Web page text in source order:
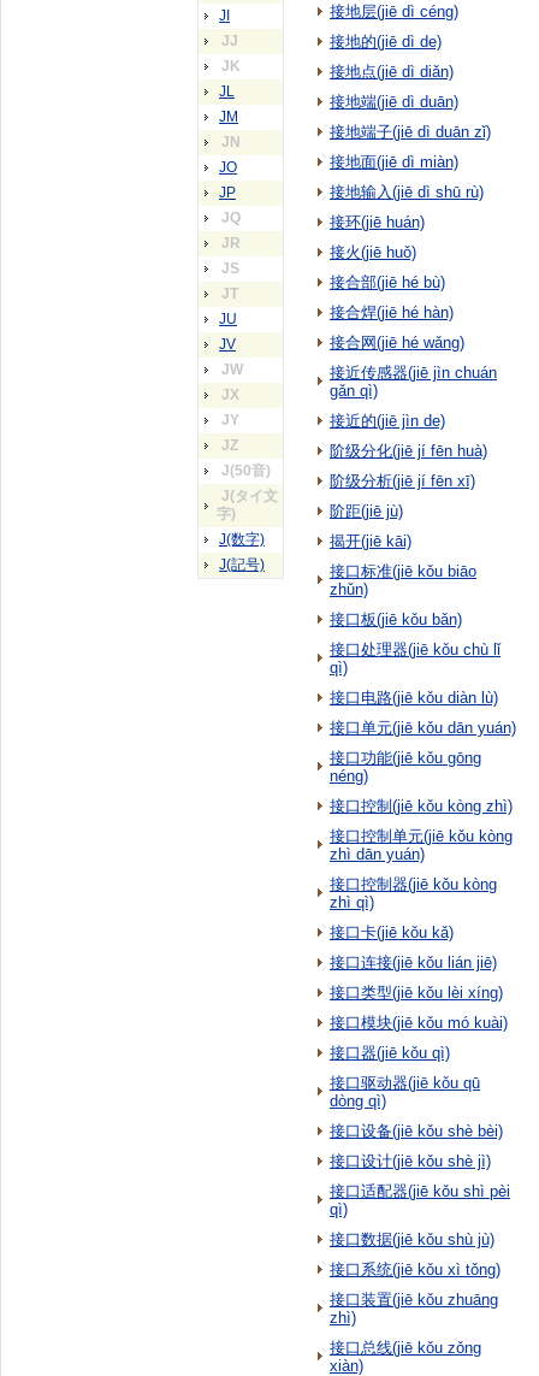
JI
JJ
JK
JL
JM
JN
JO
JP
JQ
JR
JS
JT
JU
JV
JW
JX
JY
JZ
J(50音)
J(タイ文
字)
J(数字)
J(記号)
接地层(jiē dì céng)
接地的(jiē dì de)
接地点(jiē dì diǎn)
接地端(jiē dì duān)
接地端子(jiē dì duān zǐ)
接地面(jiē dì miàn)
接地输入(jiē dì shū rù)
接环(jiē huán)
接火(jiē huǒ)
接合部(jiē hé bù)
接合焊(jiē hé hàn)
接合网(jiē hé wǎng)
接近传感器(jiē jìn chuán
gǎn qì)
接近的(jiē jìn de)
阶级分化(jiē jí fēn huà)
阶级分析(jiē jí fēn xī)
阶距(jiē jù)
揭开(jiē kāi)
接口标准(jiē kǒu biāo
zhǔn)
接口板(jiē kǒu bǎn)
接口处理器(jiē kǒu chù lǐ
qì)
接口电路(jiē kǒu diàn lù)
接口单元(jiē kǒu dān yuán)
接口功能(jiē kǒu gōng
néng)
接口控制(jiē kǒu kòng zhì)
接口控制单元(jiē kǒu kòng
zhì dān yuán)
接口控制器(jiē kǒu kòng
zhì qì)
接口卡(jiē kǒu kǎ)
接口连接(jiē kǒu lián jiē)
接口类型(jiē kǒu lèi xíng)
接口模块(jiē kǒu mó kuài)
接口器(jiē kǒu qì)
接口驱动器(jiē kǒu qū
dòng qì)
接口设备(jiē kǒu shè bèi)
接口设计(jiē kǒu shè jì)
接口适配器(jiē kǒu shì pèi
qì)
接口数据(jiē kǒu shù jù)
接口系统(jiē kǒu xì tǒng)
接口装置(jiē kǒu zhuāng
zhì)
接口总线(jiē kǒu zǒng
xiàn)